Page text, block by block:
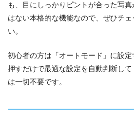
も、目にしっかりピントが合った写
はない本格的な機能なので、ぜひチ
い。
初心者の方は「オートモード」に設
押すだけで最適な設定を自動判断し
は一切不要です。